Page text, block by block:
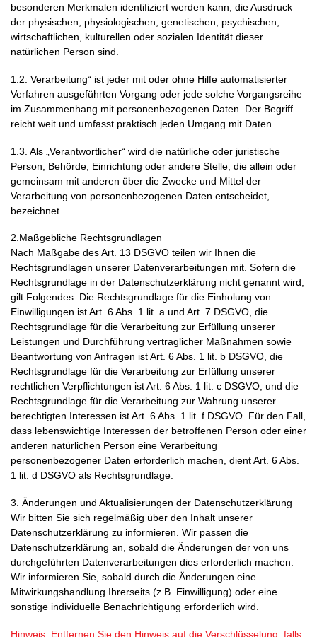
besonderen Merkmalen identifiziert werden kann, die Ausdruck
der physischen, physiologischen, genetischen, psychischen,
wirtschaftlichen, kulturellen oder sozialen Identität dieser
natürlichen Person sind.
1.2. Verarbeitung“ ist jeder mit oder ohne Hilfe automatisierter
Verfahren ausgeführten Vorgang oder jede solche Vorgangsreihe
im Zusammenhang mit personenbezogenen Daten. Der Begriff
reicht weit und umfasst praktisch jeden Umgang mit Daten.
1.3. Als „Verantwortlicher“ wird die natürliche oder juristische
Person, Behörde, Einrichtung oder andere Stelle, die allein oder
gemeinsam mit anderen über die Zwecke und Mittel der
Verarbeitung von personenbezogenen Daten entscheidet,
bezeichnet.
2.Maßgebliche Rechtsgrundlagen
Nach Maßgabe des Art. 13 DSGVO teilen wir Ihnen die
Rechtsgrundlagen unserer Datenverarbeitungen mit. Sofern die
Rechtsgrundlage in der Datenschutzerklärung nicht genannt wird,
gilt Folgendes: Die Rechtsgrundlage für die Einholung von
Einwilligungen ist Art. 6 Abs. 1 lit. a und Art. 7 DSGVO, die
Rechtsgrundlage für die Verarbeitung zur Erfüllung unserer
Leistungen und Durchführung vertraglicher Maßnahmen sowie
Beantwortung von Anfragen ist Art. 6 Abs. 1 lit. b DSGVO, die
Rechtsgrundlage für die Verarbeitung zur Erfüllung unserer
rechtlichen Verpflichtungen ist Art. 6 Abs. 1 lit. c DSGVO, und die
Rechtsgrundlage für die Verarbeitung zur Wahrung unserer
berechtigten Interessen ist Art. 6 Abs. 1 lit. f DSGVO. Für den Fall,
dass lebenswichtige Interessen der betroffenen Person oder einer
anderen natürlichen Person eine Verarbeitung
personenbezogener Daten erforderlich machen, dient Art. 6 Abs.
1 lit. d DSGVO als Rechtsgrundlage.
3. Änderungen und Aktualisierungen der Datenschutzerklärung
Wir bitten Sie sich regelmäßig über den Inhalt unserer
Datenschutzerklärung zu informieren. Wir passen die
Datenschutzerklärung an, sobald die Änderungen der von uns
durchgeführten Datenverarbeitungen dies erforderlich machen.
Wir informieren Sie, sobald durch die Änderungen eine
Mitwirkungshandlung Ihrerseits (z.B. Einwilligung) oder eine
sonstige individuelle Benachrichtigung erforderlich wird.
Hinweis: Entfernen Sie den Hinweis auf die Verschlüsselung, falls